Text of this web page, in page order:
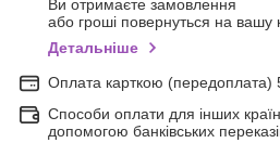
Ви отримаєте замовлення
або гроші повернуться на вашу
Детальніше
Оплата карткою (передоплата)
Способи оплати для інших
допомогою банківських